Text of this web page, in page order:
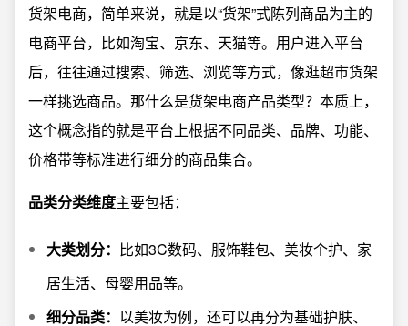
货架电商，简单来说，就是以“货架”式陈列商品为主的
电商平台，比如淘宝、京东、天猫等。用户进入平台
后，往往通过搜索、筛选、浏览等方式，像逛超市货架
一样挑选商品。那什么是货架电商产品类型？本质上，
这个概念指的就是平台上根据不同品类、品牌、功能、
价格带等标准进行细分的商品集合。
品类分类维度主要包括：
大类划分： 比如3C数码、服饰鞋包、美妆个护、家
居生活、母婴用品等。
细分品类： 以美妆为例，还可以再分为基础护肤、